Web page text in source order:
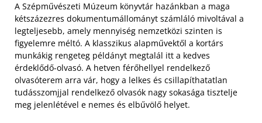
A Szépművészeti Múzeum könyvtár hazánkban a maga
kétszázezres dokumentumállományt számláló mivoltával a
legteljesebb, amely mennyiség nemzetközi szinten is
figyelemre méltó. A klasszikus alapművektől a kortárs
munkákig rengeteg példányt megtalál itt a kedves
érdeklődő-olvasó. A hetven férőhellyel rendelkező
olvasóterem arra vár, hogy a lelkes és csillapíthatatlan
tudásszomjjal rendelkező olvasók nagy sokasága tisztelje
meg jelenlétével e nemes és elbűvölő helyet.